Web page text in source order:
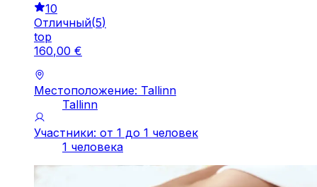
10
Отличный(5)
top
160,00 €
Местоположение: Tallinn
Tallinn
Участники: от 1 до 1 человек
1 человека